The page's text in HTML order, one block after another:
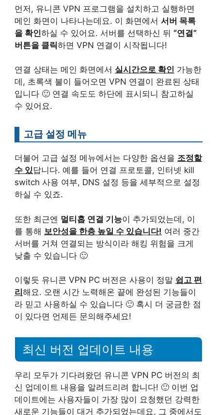
먼저, 유니콘 VPN 프로그램을 설치하고 실행하면
메인 화면이 나타나는데요. 이 화면에서 서버 목록
을 확인하실 수 있어요. 서버를 선택하신 뒤 “연결”
버튼을 클릭하면 VPN 연결이 시작됩니다!
연결 상태는 메인 화면에서 실시간으로 확인 가능한
데, 초록색 불이 들어오면 VPN 연결이 완료된 상태
입니다 🙂 연결 속도도 하단에 표시되니 참고하실
수 있어요.
고급 설정 메뉴
더불어 고급 설정 메뉴에서는 다양한 옵션을 조정할
수 있 답니다. 예를 들어 연결 프로토콜, 인터넷 kill
switch 사용 여부, DNS 설정 등을 세부적으로 설정
하실 수 있죠.
또한 최근엔 멀티홉 연결 기능이 추가되었는데, 이
를 통해 보안성을 한층 높일 수 있습니다! 여러 중간
서버를 거쳐 연결되는 방식이라 해킹 위험을 크게
낮출 수 있습니다 🙂
이렇듯 유니콘 VPN PC 버전은 사용이 정말 쉽고 편
리 해요. 오랜 시간 노력해온 끝에 완성된 기능들이
라 믿고 사용하실 수 있습니다 🙂 혹시 더 궁금한 점
이 있다면 언제든 문의해주세요!
최신 버전 업데이트 내용
우리 모두가 기다려왔던 유니콘 VPN PC 버전의 최
신 업데이트 내용을 알려드리려 합니다! 🙂 이번 업
데이트에는 사용자들이 가장 많이 요청했던 강력한
새로운 기능들이 대거 추가되었는데요, 그 중에서도